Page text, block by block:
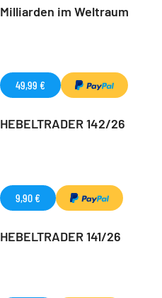
Milliarden im Weltraum
49,99 €
HEBELTRADER 142/26
9,90 €
HEBELTRADER 141/26